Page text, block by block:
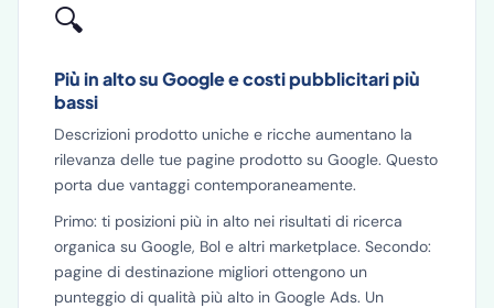
🔍
Più in alto su Google e costi pubblicitari più
bassi
Descrizioni prodotto uniche e ricche aumentano la
rilevanza delle tue pagine prodotto su Google. Questo
porta due vantaggi contemporaneamente.
Primo: ti posizioni più in alto nei risultati di ricerca
organica su Google, Bol e altri marketplace. Secondo:
pagine di destinazione migliori ottengono un
punteggio di qualità più alto in Google Ads. Un